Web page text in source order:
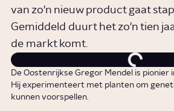
van zo'n nieuw product gaat
Gemiddeld duurt het zo'n tien
de markt komt.
De Oostenrijkse Gregor Mendel is pionier
Hij experimenteert met planten om
kunnen voorspellen.